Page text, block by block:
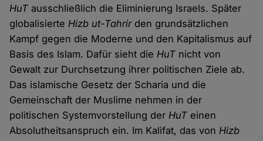
HuT ausschließlich die Eliminierung Israels. Später
globalisierteHizb ut-Tahrirden grundsätzlichen
Kampf gegen die Moderne und den Kapitalismus auf
Basis des Islam. Dafür sieht dieHuT nicht von
Gewalt zur Durchsetzung ihrer politischen Ziele ab.
Das islamische Gesetz der Scharia und die
Gemeinschaft der Muslime nehmen in der
politischen Systemvorstellung derHuT einen
Absolutheitsanspruch ein. Im Kalifat, das vonHizb